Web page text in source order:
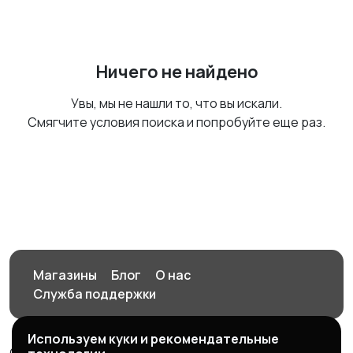
Ничего не найдено
Увы, мы не нашли то, что вы искали.
Смягчите условия поиска и попробуйте еще раз.
Магазины Блог
О нас
Служба поддержки
Используем куки и рекомендательные